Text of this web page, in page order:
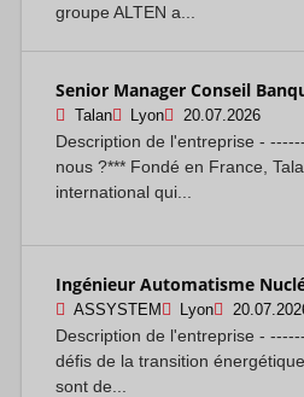
groupe ALTEN a...
Senior Manager Conseil
Talan Lyon 20.07.2026
Description de l'entreprise -
nous ?*** Fondé en France,
international qui...
Ingénieur Automatisme
ASSYSTEM Lyon
Description de l'entreprise -
défis de la transition
sont de...